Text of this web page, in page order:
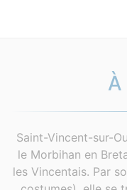
À
Saint-Vincent-sur-
le Morbihan en
les Vincentais. Par